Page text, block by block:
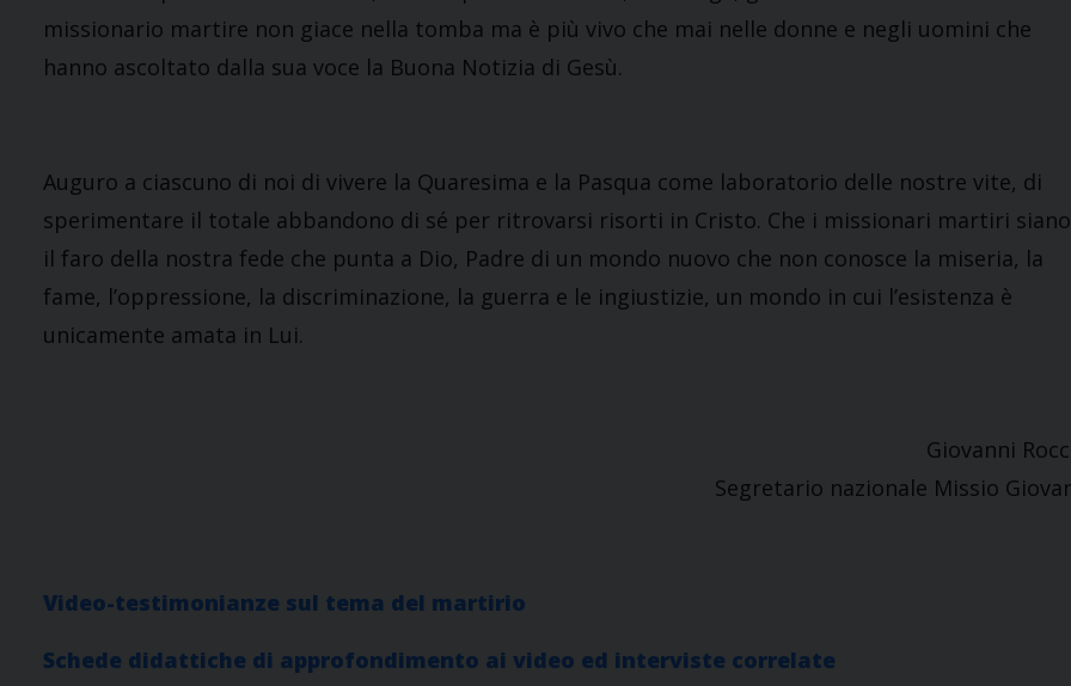
missionario martire non giace nella tomba ma è più vivo che mai nelle donne e negli uomini che
hanno ascoltato dalla sua voce la Buona Notizia di Gesù.
Auguro a ciascuno di noi di vivere la Quaresima e la Pasqua come laboratorio delle nostre vite, di
sperimentare il totale abbandono di sé per ritrovarsi risorti in Cristo. Che i missionari martiri siano
il faro della nostra fede che punta a Dio, Padre di un mondo nuovo che non conosce la miseria, la
fame, l’oppressione, la discriminazione, la guerra e le ingiustizie, un mondo in cui l’esistenza è
unicamente amata in Lui.
Giovanni
Segretario nazionale Missio
Video-testimonianze sul tema del martirio
Schede didattiche di approfondimento ai video ed interviste correlate